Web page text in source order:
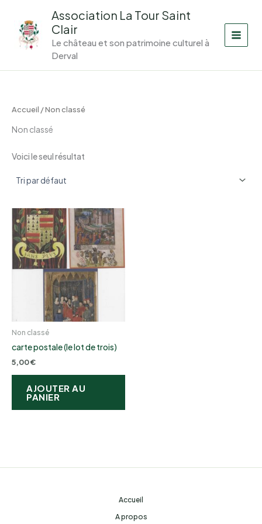
contenu
Association La Tour Saint
Clair
Le château et son patrimoine culturel à
Derval
Accueil / Non classé
Non classé
Voici le seul résultat
Non classé
carte postale (le lot de trois)
5,00€
AJOUTER AU
PANIER
Accueil
A propos